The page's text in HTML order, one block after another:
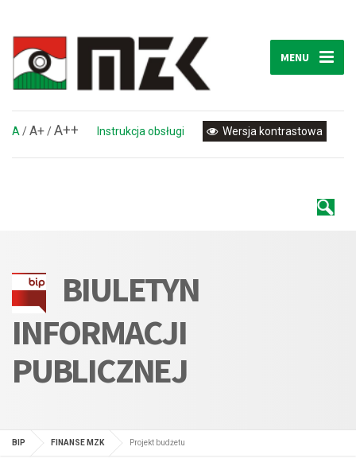
MENU
A/A+/A++ Instrukcja obsługi Wersja kontrastowa
BIULETYN
INFORMACJI
PUBLICZNEJ
BIP FINANSE MZK Projekt budżetu